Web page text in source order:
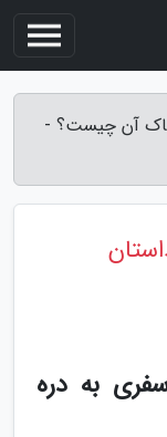
آن چیست؟ -
به دره